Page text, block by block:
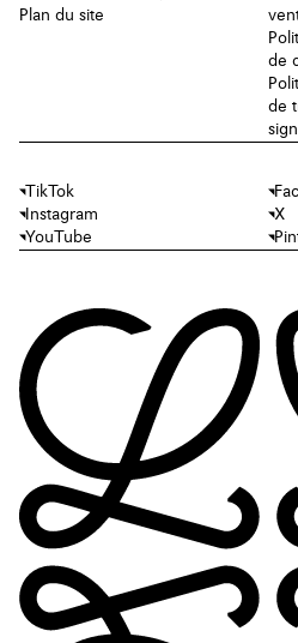
Plan du site
de
de
TikTok
Instagram
X
YouTube